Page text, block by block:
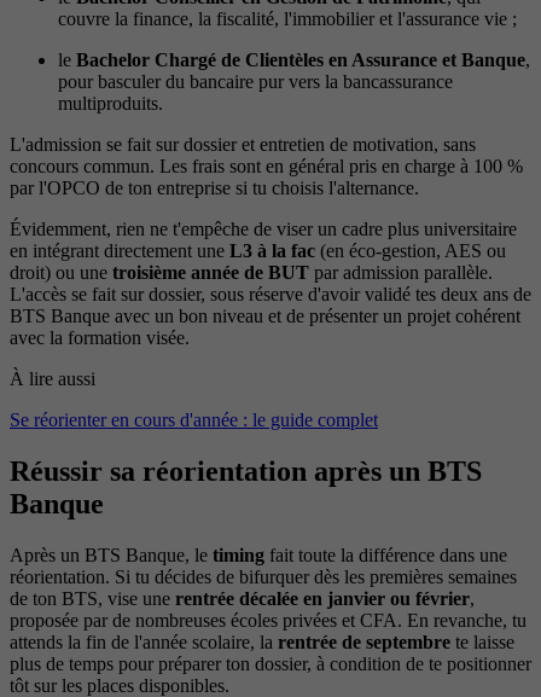
couvre la finance, la fiscalité, l'immobilier et l'assurance vie ;
le Bachelor Chargé de Clientèles en Assurance et Banque,
pour basculer du bancaire pur vers la bancassurance
multiproduits.
L'admission se fait sur dossier et entretien de motivation, sans
concours commun. Les frais sont en général pris en charge à 100 %
par l'OPCO de ton entreprise si tu choisis l'alternance.
Évidemment, rien ne t'empêche de viser un cadre plus universitaire
en intégrant directement une L3 à la fac (en éco-gestion, AES ou
droit) ou une troisième année de BUT par admission parallèle.
L'accès se fait sur dossier, sous réserve d'avoir validé tes deux ans de
BTS Banque avec un bon niveau et de présenter un projet cohérent
avec la formation visée.
À lire aussi
Se réorienter en cours d'année : le guide complet
Réussir sa réorientation après un BTS
Banque
Après un BTS Banque, le timing fait toute la différence dans une
réorientation. Si tu décides de bifurquer dès les premières semaines
de ton BTS, vise une rentrée décalée en janvier ou février,
proposée par de nombreuses écoles privées et CFA. En revanche, tu
attends la fin de l'année scolaire, la rentrée de septembre te laisse
plus de temps pour préparer ton dossier, à condition de te positionner
tôt sur les places disponibles.